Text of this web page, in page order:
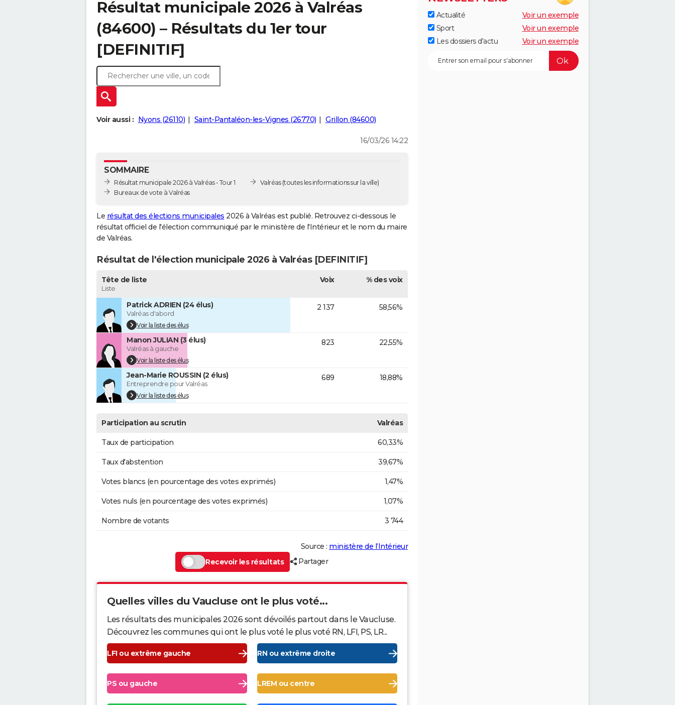
Résultat municipale 2026 à Valréas
(84600) – Résultats du 1er tour
[DEFINITIF]
Voir aussi : Nyons (26110) Saint-Pantaléon-les-Vignes (26770) Grillon (84600)
16/03/26 14:22
SOMMAIRE
Résultat municipale 2026 à Valréas - Tour 1
Bureaux de vote à Valréas
Valréas(toutes les informations sur la ville)
Le résultat des élections municipales 2026 à Valréas est publié. Retrouvez ci-dessous le
résultat officiel de l'élection communiqué par le ministère de l'Intérieur et le nom du maire
de Valréas.
Résultat de l'élection municipale 2026 à Valréas [DEFINITIF]
Tête de liste
Liste
Voix % des voix
Patrick ADRIEN (24 élus)
Valréas d'abord
Voir la liste des élus
2 137 58,56%
Manon JULIAN (3 élus)
Valréas à gauche
Voir la liste des élus
823 22,55%
Jean-Marie ROUSSIN (2 élus)
Entreprendre pour Valréas
Voir la liste des élus
689 18,88%
Participation au scrutin Valréas
Taux de participation 60,33%
Taux d'abstention 39,67%
Votes blancs (en pourcentage des votes exprimés) 1,47%
Votes nuls (en pourcentage des votes exprimés) 1,07%
Nombre de votants 3 744
Source : ministère de l’Intérieur
Recevoir les résultats
Partager
Quelles villes du Vaucluse ont le plus voté...
Les résultats des municipales 2026 sont dévoilés partout dans le Vaucluse.
Découvrez les communes qui ont le plus voté le plus voté RN, LFI, PS, LR...
LFI ou extrême gauche RN ou extrême droite
PS ou gauche LREM ou centre
Actualité
Voir un exemple
Sport
Voir un exemple
Les dossiers d'actu
Voir un exemple